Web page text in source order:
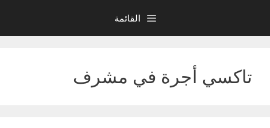
المحتوى
القائمة
تاكسي أجرة في مشرف